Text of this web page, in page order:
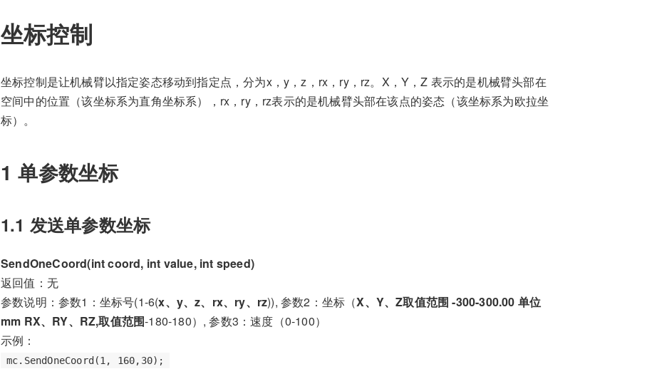
坐标控制
坐标控制是让机械臂以指定姿态移动到指定点，分为x，y，z，rx，ry，rz。X，Y，Z 表示的是机械臂头部在
空间中的位置（该坐标系为直角坐标系），rx，ry，rz表示的是机械臂头部在该点的姿态（该坐标系为欧拉坐
标）。
1 单参数坐标
1.1 发送单参数坐标
SendOneCoord(int coord, int value, int speed)
返回值：无
参数说明：参数1：坐标号(1-6(x、y、z、rx、ry、rz)), 参数2：坐标（X、Y、Z取值范围 -300-300.00 单位
mm RX、RY、RZ,取值范围-180-180）, 参数3：速度（0-100）
示例：
mc.SendOneCoord(1, 160,30);